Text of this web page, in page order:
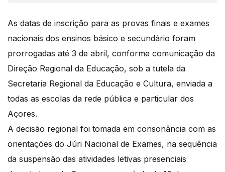
As datas de inscrição para as provas finais e exames
nacionais dos ensinos básico e secundário foram
prorrogadas até 3 de abril, conforme comunicação da
Direção Regional da Educação, sob a tutela da
Secretaria Regional da Educação e Cultura, enviada a
todas as escolas da rede pública e particular dos
Açores.
A decisão regional foi tomada em consonância com as
orientações do Júri Nacional de Exames, na sequência
da suspensão das atividades letivas presenciais